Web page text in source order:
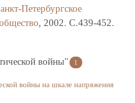
Петербургское
, 2002. C.439-452.
войны" 1
войны на шкале напряжения